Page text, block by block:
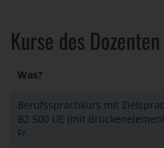
Kurse des Dozenten
Was?
Berufssprachkurs mit
B2 500 UE (mit
Fr.